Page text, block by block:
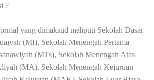
?
yang dimaksud meliputi Sekolah Dasar
(MI), Sekolah Menengah Pertama
(MTs), Sekolah Menengah Atas
(MA), Sekolah Menengah Kejuruan